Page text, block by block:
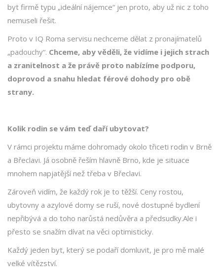
byt firmě typu „ideální nájemce“ jen proto, aby už nic z toho
nemuseli řešit.
Proto v IQ Roma servisu nechceme dělat z pronajímatelů
„padouchy“. Chceme, aby věděli, že vidíme i jejich strach
a zranitelnost a že právě proto nabízíme podporu,
doprovod a snahu hledat férové dohody pro obě
strany.
Kolik rodin se vám teď daří ubytovat?
V rámci projektu máme dohromady okolo třiceti rodin v Brně
a Břeclavi. Já osobně řeším hlavně Brno, kde je situace
mnohem napjatější než třeba v Břeclavi.
Zároveň vidím, že každý rok je to těžší. Ceny rostou,
ubytovny a azylové domy se ruší, nové dostupné bydlení
nepřibývá a do toho narůstá nedůvěra a předsudky.Ale i
přesto se snažím dívat na věci optimisticky.
Každý jeden byt, který se podaří domluvit, je pro mě malé
velké vítězství.